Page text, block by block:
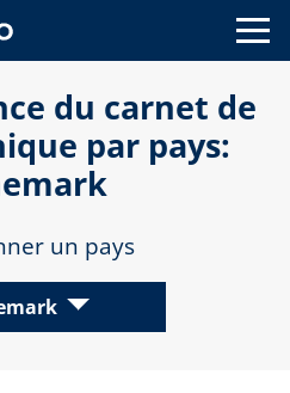
du carnet de
par pays:
un pays